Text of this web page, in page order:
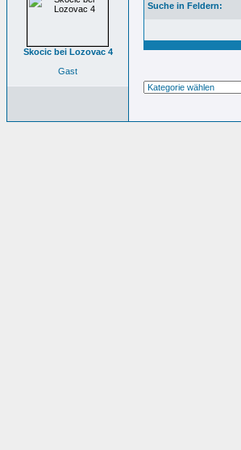
Skocic bei Lozovac 4
Gast
Suche in Feldern: